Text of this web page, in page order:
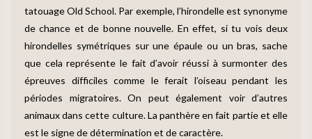
tatouage Old School. Par exemple, l’hirondelle est synonyme
de chance et de bonne nouvelle. En effet, si tu vois deux
hirondelles symétriques sur une épaule ou un bras, sache
que cela représente le fait d’avoir réussi à surmonter des
épreuves difficiles comme le ferait l’oiseau pendant les
périodes migratoires. On peut également voir d’autres
animaux dans cette culture. La panthère en fait partie et elle
est le signe de détermination et de caractère.